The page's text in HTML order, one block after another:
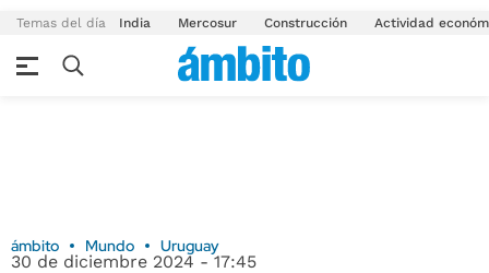
Temas del día India Mercosur Construcción Actividad
ámbito Mundo Uruguay
30 de diciembre 2024 - 17:45